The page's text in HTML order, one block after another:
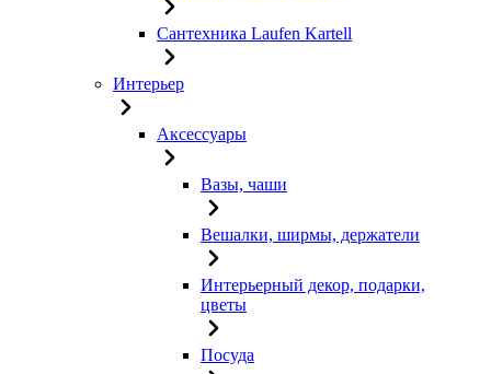
Сантехника Laufen Kartell
Интерьер
Аксессуары
Вазы, чаши
Вешалки, ширмы, держатели
Интерьерный декор, подарки,
цветы
Посуда